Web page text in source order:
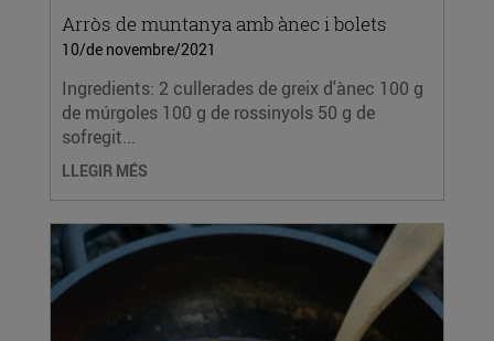
Arròs de muntanya amb ànec i bolets
10/de novembre/2021
Ingredients: 2 cullerades de greix d'ànec 100 g
de múrgoles 100 g de rossinyols 50 g de
sofregit...
LLEGIR MÉS